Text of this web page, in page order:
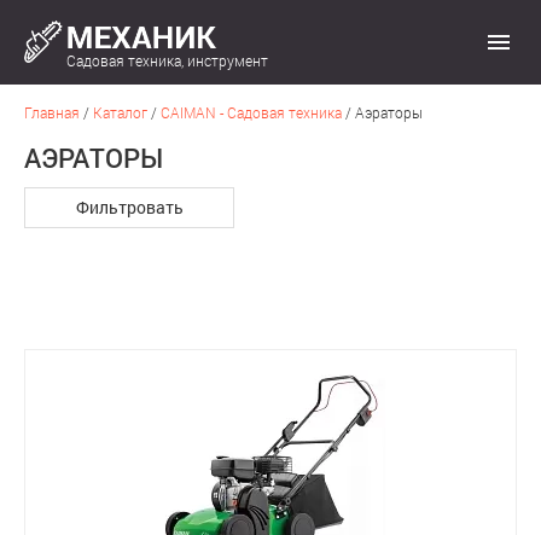
Садовая техника, инструмент
Главная / Каталог /CAIMAN - Садовая техника /Аэраторы
АЭРАТОРЫ
Фильтровать